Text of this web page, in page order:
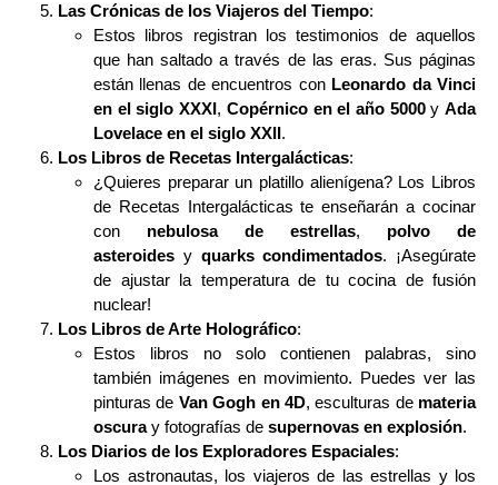
Las Crónicas de los Viajeros del Tiempo:
Estos libros registran los testimonios de aquellos
que han saltado a través de las eras. Sus páginas
están llenas de encuentros con Leonardo da Vinci
en el siglo XXXI, Copérnico en el año 5000yAda
Lovelace en el siglo XXII.
Los Libros de Recetas Intergalácticas:
¿Quieres preparar un platillo alienígena? Los Libros
de Recetas Intergalácticas te enseñarán a cocinar
con nebulosa de estrellas, polvo de
asteroides y quarks condimentados. ¡Asegúrate
de ajustar la temperatura de tu cocina de fusión
nuclear!
Los Libros de Arte Holográfico:
Estos libros no solo contienen palabras, sino
también imágenes en movimiento. Puedes ver las
pinturas de Van Gogh en 4D, esculturas de materia
oscuray fotografías de supernovas en explosión.
Los Diarios de los Exploradores Espaciales:
Los astronautas, los viajeros de las estrellas y los